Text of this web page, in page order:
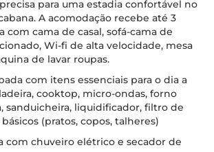
para uma estadia confortável no
A acomodação recebe até 3
com cama de casal, sofá-cama de
Wi-fi de alta velocidade, mesa
de lavar roupas.
com itens essenciais para o dia a
cooktop, micro-ondas, forno
sanduicheira, liquidificador, filtro de
(pratos, copos, talheres)
com chuveiro elétrico e secador de